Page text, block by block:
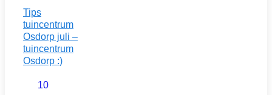
Tips
tuincentrum
Osdorp juli –
tuincentrum
Osdorp :)
10